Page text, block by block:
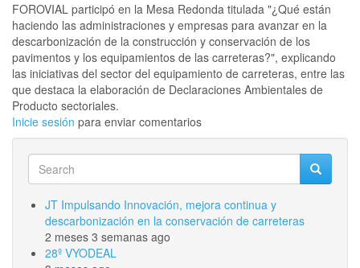
FOROVIAL participó en la Mesa Redonda titulada "¿Qué están
haciendo las administraciones y empresas para avanzar en la
descarbonización de la construcción y conservación de los
pavimentos y los equipamientos de las carreteras?", explicando
las iniciativas del sector del equipamiento de carreteras, entre las
que destaca la elaboración de Declaraciones Ambientales de
Producto sectoriales.
Inicie sesión para enviar comentarios
Search
Search Search
JT Impulsando Innovación, mejora continua y
descarbonización en la conservación de carreteras
2 meses 3 semanas ago
28º VYODEAL